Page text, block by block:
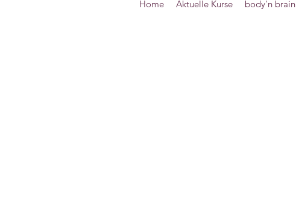
Home Aktuelle Kurse body'n brain